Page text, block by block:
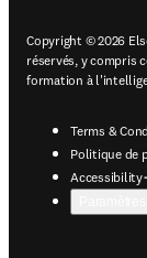
Copyright © 2026
réservés, y compris
formation à
Terms &
Politique de
Accessibility